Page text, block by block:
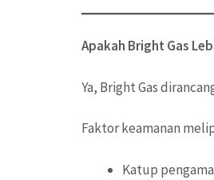
Apakah Bright Gas
Ya, Bright Gas
Faktor keamanan
Katup